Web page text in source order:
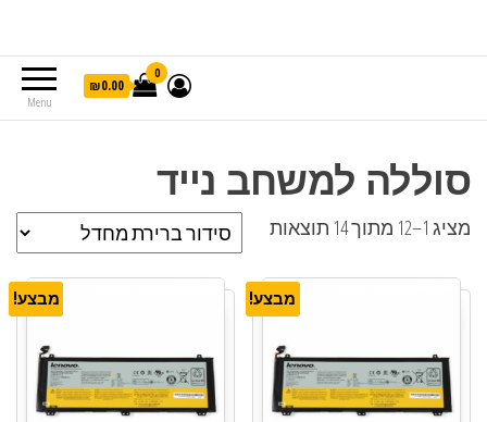
Menu
0
₪0.00
סוללה למשחב נייד
מציג 1–12 מתוך 14 תוצאות
מבצע! מבצע!